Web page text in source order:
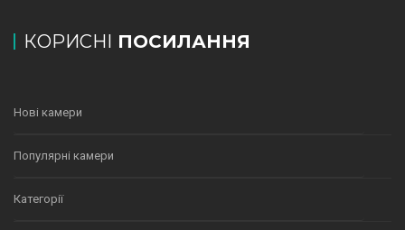
КОРИСНІ ПОСИЛАННЯ
Нові камери
Популярні камери
Категорії